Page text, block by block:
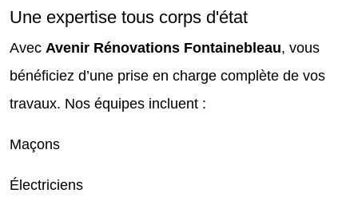
Une expertise tous corps d'état
Avec Avenir Rénovations Fontainebleau, vous
bénéficiez d’une prise en charge complète de vos
travaux. Nos équipes incluent :
Maçons
Électriciens